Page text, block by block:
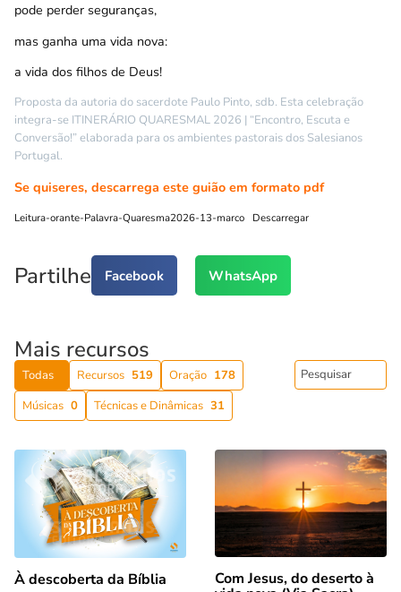
pode perder seguranças,
mas ganha uma vida nova:
a vida dos filhos de Deus!
Proposta da autoria do sacerdote Paulo Pinto, sdb. Esta celebração
integra-se ITINERÁRIO QUARESMAL 2026 | “Encontro, Escuta e
Conversão!” elaborada para os ambientes pastorais dos Salesianos
Portugal.
Se quiseres, descarrega este guião em formato pdf
Leitura-orante-Palavra-Quaresma2026-13-marco Descarregar
Partilhe Facebook WhatsApp
Mais recursos
Todas Recursos 519 Oração 178
Músicas 0 Técnicas e Dinâmicas 31
À descoberta da Bíblia Com Jesus, do deserto à